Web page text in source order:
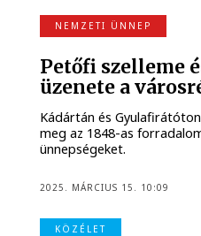
NEMZETI ÜNNEP
Petőfi szelleme
üzenete a
Kádártán és
meg az 1848-as
ünnepségeket.
2025. MÁRCIUS 15. 10:09
KÖZÉLET